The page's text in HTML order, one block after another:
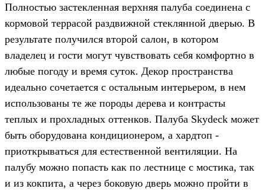
Полностью застекленная верхняя палуба соединена с
кормовой террасой раздвижной стеклянной дверью. В
результате получился второй салон, в котором
владелец и гости могут чувствовать себя комфортно в
любые погоду и время суток. Декор пространства
идеально сочетается с остальным интерьером, в нем
использованы те же породы дерева и контрасты
теплых и прохладных оттенков. Палуба Skydeck может
быть оборудована кондиционером, а хардтоп -
приоткрываться для естественной вентиляции. На
палубу можно попасть как по лестнице с мостика, так
и из кокпита, а через боковую дверь можно пройти в